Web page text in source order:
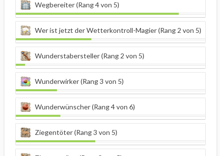
Wegbereiter (Rang 4 von 5)
Wer ist jetzt der Wetterkontroll-Magier (Rang 2 von 5)
Wunderstabersteller (Rang 2 von 5)
Wunderwirker (Rang 3 von 5)
Wunderwünscher (Rang 4 von 6)
Ziegentöter (Rang 3 von 5)